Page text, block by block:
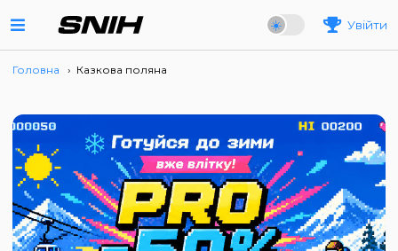
Увійти
Головна › Казкова поляна